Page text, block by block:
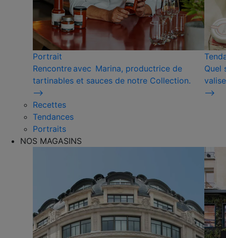
Portrait
Rencontre avec Marina, productrice de
tartinables et sauces de notre Collection.
⟶
Quel
⟶
Recettes
Tendances
Portraits
NOS MAGASINS